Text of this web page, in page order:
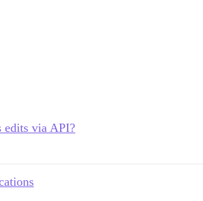
edits via API?